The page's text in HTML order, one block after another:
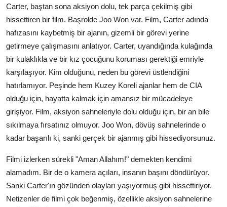
Carter, baştan sona aksiyon dolu, tek parça çekilmiş gibi
hissettiren bir film. Başrolde Joo Won var. Film, Carter adında
hafızasını kaybetmiş bir ajanın, gizemli bir görevi yerine
getirmeye çalışmasını anlatıyor. Carter, uyandığında kulağında
bir kulaklıkla ve bir kız çocuğunu koruması gerektiği emriyle
karşılaşıyor. Kim olduğunu, neden bu görevi üstlendiğini
hatırlamıyor. Peşinde hem Kuzey Koreli ajanlar hem de CIA
olduğu için, hayatta kalmak için amansız bir mücadeleye
girişiyor. Film, aksiyon sahneleriyle dolu olduğu için, bir an bile
sıkılmaya fırsatınız olmuyor. Joo Won, dövüş sahnelerinde o
kadar başarılı ki, sanki gerçek bir ajanmış gibi hissediyorsunuz.
Filmi izlerken sürekli "Aman Allahım!" demekten kendimi
alamadım. Bir de o kamera açıları, insanın başını döndürüyor.
Sanki Carter'ın gözünden olayları yaşıyormuş gibi hissettiriyor.
Netizenler de filmi çok beğenmiş, özellikle aksiyon sahnelerine